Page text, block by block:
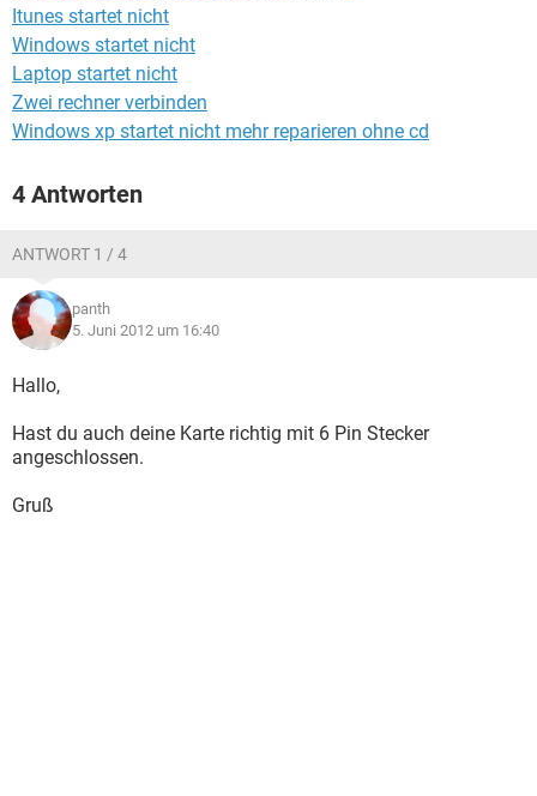
Itunes startet nicht
Windows startet nicht
Laptop startet nicht
Zwei rechner verbinden
Windows xp startet nicht mehr reparieren ohne cd
4 Antworten
ANTWORT 1 / 4
panth
5. Juni 2012 um 16:40
Hallo,
Hast du auch deine Karte richtig mit 6 Pin Stecker
angeschlossen.
Gruß